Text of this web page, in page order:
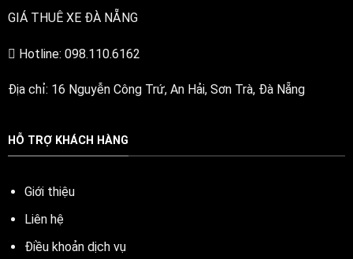
GIÁ THUÊ XE ĐÀ NẴNG
Hotline: 098.110.6162
Địa chỉ: 16 Nguyễn Công Trứ, An Hải, Sơn Trà, Đà Nẵng
HỖ TRỢ KHÁCH HÀNG
Giới thiệu
Liên hệ
Điều khoản dịch vụ